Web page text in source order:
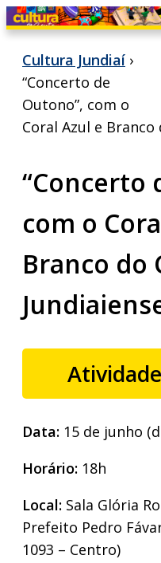
Cultura Jundiaí ›
“Concerto de
Outono”, com o
Coral Azul e Branco
“Concerto
com o
Branco do
Data: 15 de junho
Horário: 18h
Local: Sala Glória
Prefeito Pedro
1093 – Centro)